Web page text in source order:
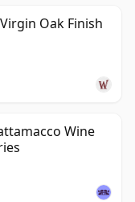
Oak Finish
Wine